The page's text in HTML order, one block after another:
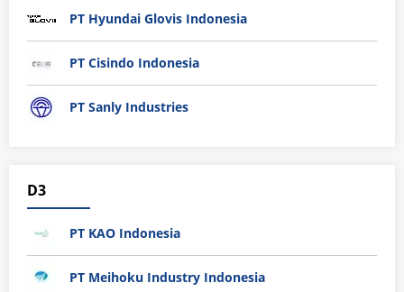
PT Hyundai Glovis Indonesia
PT Cisindo Indonesia
PT Sanly Industries
D3
PT KAO Indonesia
PT Meihoku Industry Indonesia